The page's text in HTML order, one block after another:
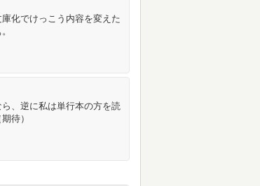
化でけっこう内容を変えた
、逆に私は単行本の方を読
待）